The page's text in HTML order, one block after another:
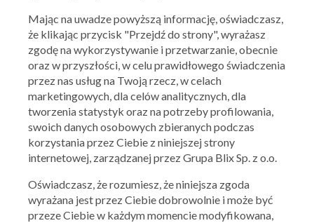
RTV EURO AGD
Wielorabaty na tysiące produktów AGD i RTV
22.01.2024 - 31.01.2024
Skorzystaj z oferty
Mając na uwadze powyższą informację, oświadczasz,
że klikając przycisk "Przejdź do strony", wyrażasz
zgodę na wykorzystywanie i przetwarzanie, obecnie
oraz w przyszłości, w celu prawidłowego świadczenia
przez nas usług na Twoją rzecz, w celach
marketingowych, dla celów analitycznych, dla
tworzenia statystyk oraz na potrzeby profilowania,
swoich danych osobowych zbieranych podczas
korzystania przez Ciebie z niniejszej strony
internetowej, zarządzanej przez Grupa Blix Sp. z o.o.
Oświadczasz, że rozumiesz, że niniejsza zgoda
wyrażana jest przez Ciebie dobrowolnie i może być
przeze Ciebie w każdym momencie modyfikowana,